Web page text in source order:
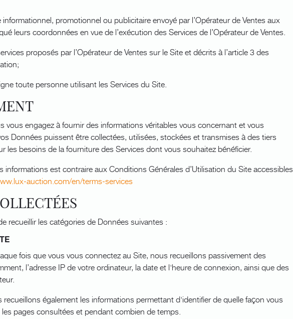
promotionnel ou publicitaire envoyé par l’Opérateur de Ventes aux
leurs coordonnées en vue de l’exécution des Services de l’Opérateur de Ventes.
proposés par l’Opérateur de Ventes sur le Site et décrits à l’article 3 des
toute personne utilisant les Services du Site.
vous engagez à fournir des informations véritables vous concernant et vous
Données puissent être collectées, utilisées, stockées et transmises à des tiers
les besoins de la fourniture des Services dont vous souhaitez bénéficier.
informations est contraire aux Conditions Générales d’Utilisation du Site accessibles
auction.com/en/terms-services
recueillir les catégories de Données suivantes :
fois que vous vous connectez au Site, nous recueillons passivement des
l’adresse IP de votre ordinateur, la date et l'heure de connexion, ainsi que des
également les informations permettant d'identifier de quelle façon vous
pages consultées et pendant combien de temps.